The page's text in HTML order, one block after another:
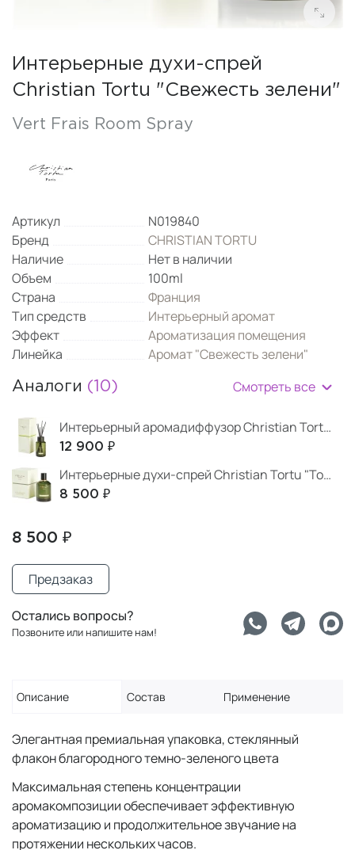
Интерьерные духи-спрей
Christian Tortu "Свежесть зелени"
Vert Frais Room Spray
Артикул
N019840
Бренд
CHRISTIAN TORTU
Наличие
Нет в наличии
Объем
100ml
Страна
Франция
Тип средств
Интерьерный аромат
Эффект
Ароматизация помещения
Линейка
Аромат "Свежесть зелени"
Аналоги (10) Смотреть все
Интерьерный аромадиффузор Christian Tortu "Свежесть зелени"
12 900 ₽
Интерьерные духи-спрей Christian Tortu "Томатный лист"
8 500 ₽
8 500 ₽
Предзаказ
Остались вопросы?
Позвоните или напишите нам!
Описание Состав Применение
Элегантная премиальная упаковка, стеклянный
флакон благородного темно-зеленого цвета
Максимальная степень концентрации
аромакомпозиции обеспечивает эффективную
ароматизацию и продолжительное звучание на
протяжении нескольких часов.